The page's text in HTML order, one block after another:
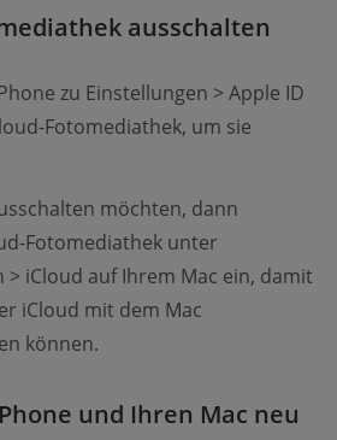
ausschalten
zu Einstellungen > Apple ID
Fotomediathek, um sie
möchten, dann
Fotomediathek unter
> iCloud auf Ihrem Mac ein, damit
iCloud mit dem Mac
können.
und Ihren Mac neu